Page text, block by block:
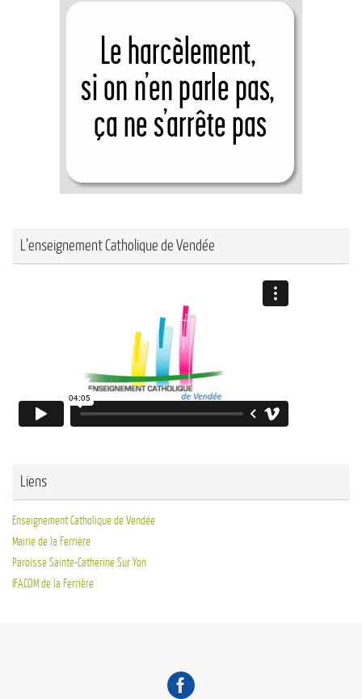
L’enseignement Catholique de Vendée
Liens
Enseignement Catholique de Vendée
Mairie de la Ferrière
Paroisse Sainte-Catherine Sur Yon
IFACOM de la Ferrière